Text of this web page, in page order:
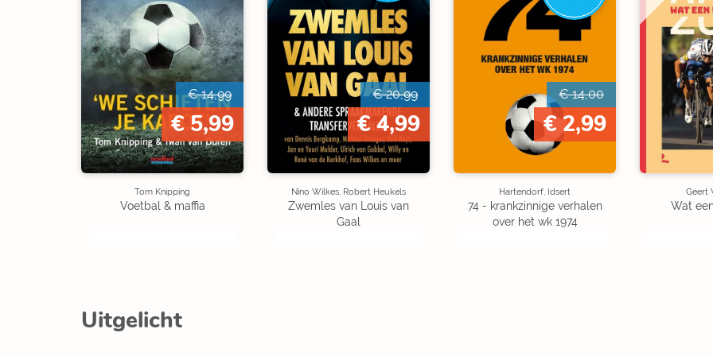
€ 14,99
€ 5,99
Tom Knipping
Voetbal & maffia
€ 20,99
€ 4,99
Nino Wilkes, Robert Heukels
Zwemles van Louis van
Gaal
€ 14,00
€ 2,99
Hartendorf, Idsert
74 - krankzinnige verhalen
over het wk 1974
Geert
Wat
Uitgelicht